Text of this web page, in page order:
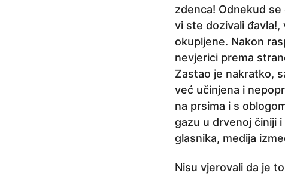
zdenca! Odnekud
vi ste dozivali
okupljene. Nakon
nevjerici prema
Zastao je nakratko,
već učinjena i
na prsima i s
gazu u drvenoj činiji
glasnika, medija
Nisu vjerovali da je